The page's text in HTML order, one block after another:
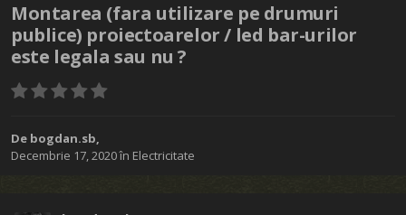
Montarea (fara utilizare pe drumuri
publice) proiectoarelor / led bar-urilor
este legala sau nu ?
De bogdan.sb,
Decembrie 17, 2020în Electricitate